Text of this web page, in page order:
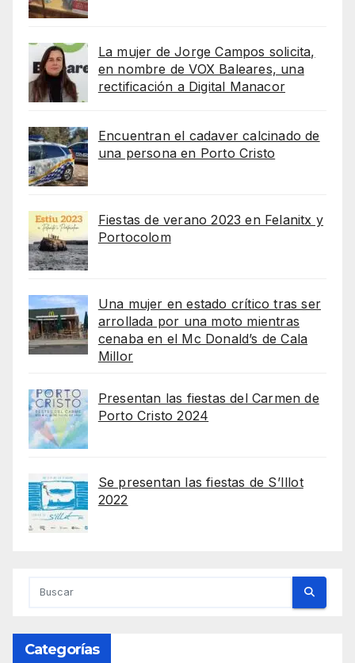
La mujer de Jorge Campos solicita,
en nombre de VOX Baleares, una
rectificación a Digital Manacor
Encuentran el cadaver calcinado de
una persona en Porto Cristo
Fiestas de verano 2023 en Felanitx y
Portocolom
Una mujer en estado crítico tras ser
arrollada por una moto mientras
cenaba en el Mc Donald’s de Cala
Millor
Presentan las fiestas del Carmen de
Porto Cristo 2024
Se presentan las fiestas de S’Illot
2022
Categorías